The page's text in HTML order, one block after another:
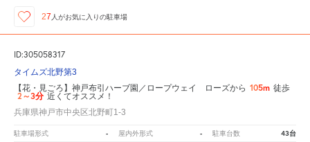
27 人がお気に入りの駐車場
ID:305058317
タイムズ北野第3
【花・見ごろ】神戸布引ハーブ園／ロープウェイ ローズから 105m 徒歩
2～3分 近くてオススメ！
兵庫県神戸市中央区北野町1-3
駐車場形式 - 屋内外形式 - 駐車台数 43台